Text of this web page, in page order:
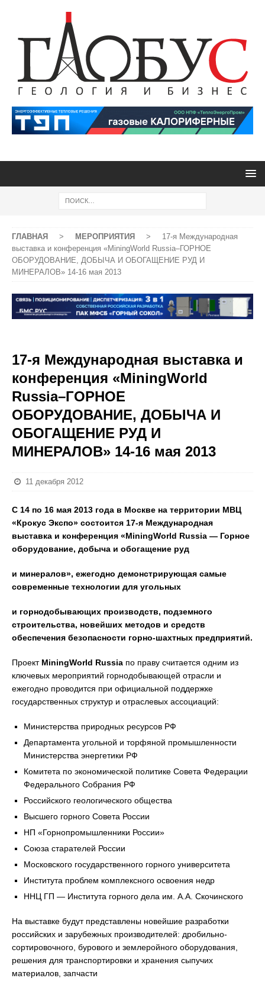
ГЛАВНАЯ > МЕРОПРИЯТИЯ >
17-я Международная
выставка и конференция «MiningWorld Russia–ГОРНОЕ
ОБОРУДОВАНИЕ, ДОБЫЧА И ОБОГАЩЕНИЕ РУД И
МИНЕРАЛОВ» 14-16 мая 2013
17-я Международная выставка и
конференция «MiningWorld
Russia–ГОРНОЕ
ОБОРУДОВАНИЕ, ДОБЫЧА И
ОБОГАЩЕНИЕ РУД И
МИНЕРАЛОВ» 14-16 мая 2013
11 декабря 2012
С 14 по 16 мая 2013 года в Москве на территории МВЦ
«Крокус Экспо» состоится 17-я Международная
выставка и конференция «MiningWorld Russia — Горное
оборудование, добыча и обогащение руд
и минералов», ежегодно демонстрирующая самые
современные технологии для угольных
и горнодобывающих производств, подземного
строительства, новейших методов и средств
обеспечения безопасности горно-шахтных предприятий.
Проект MiningWorld Russia по праву считается одним из
ключевых мероприятий горнодобывающей отрасли и
ежегодно проводится при официальной поддержке
государственных структур и отраслевых ассоциаций:
Министерства природных ресурсов РФ
Департамента угольной и торфяной промышленности
Министерства энергетики РФ
Комитета по экономической политике Совета Федерации
Федерального Собрания РФ
Российского геологического общества
Высшего горного Совета России
НП «Горнопромышленники России»
Союза старателей России
Московского государственного горного университета
Института проблем комплексного освоения недр
ННЦ ГП — Института горного дела им. А.А. Скочинского
На выставке будут представлены новейшие разработки
российских и зарубежных производителей: дробильно-
cортировочного, бурового и землеройного оборудования,
решения для транспортировки и хранения сыпучих
материалов, запчасти